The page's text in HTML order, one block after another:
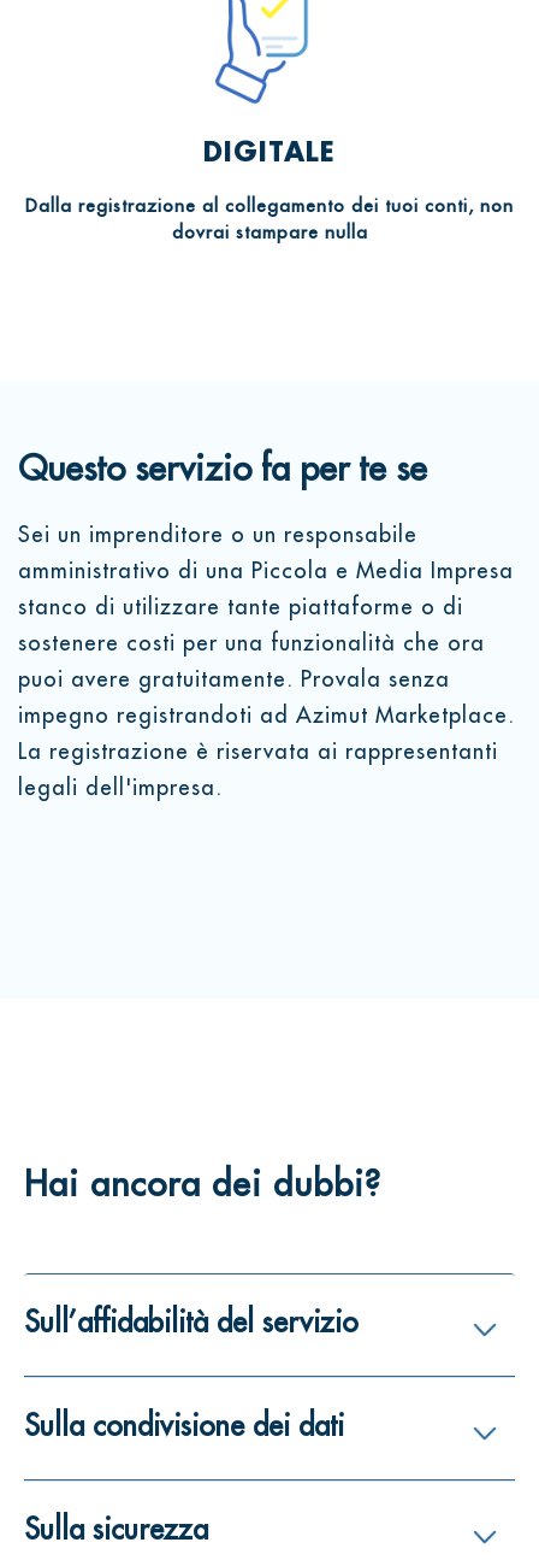
DIGITALE
Dalla registrazione al collegamento dei tuoi conti, non
dovrai stampare nulla
Questo servizio fa per te se
Sei un imprenditore o un responsabile
amministrativo di una Piccola e Media Impresa
stanco di utilizzare tante piattaforme o di
sostenere costi per una funzionalità che ora
puoi avere gratuitamente. Provala senza
impegno registrandoti ad Azimut Marketplace.
La registrazione è riservata ai rappresentanti
legali dell'impresa.
Hai ancora dei dubbi?
Sull’affidabilità del servizio
Sulla condivisione dei dati
Sulla sicurezza